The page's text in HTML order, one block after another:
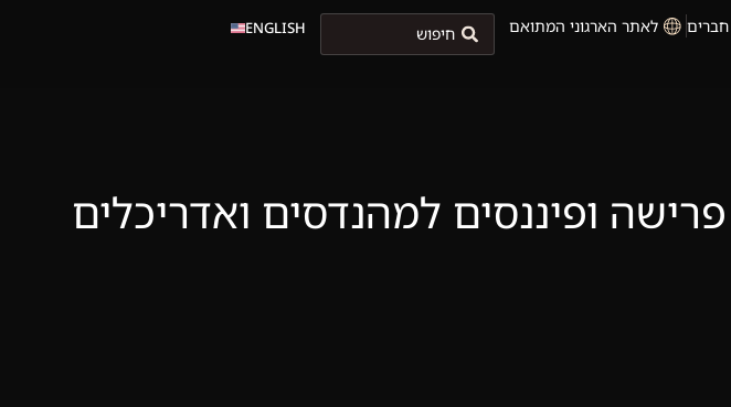
לאתר הארגוני המתואם ENGLISH
ופיננסים למהנדסים ואדריכלים